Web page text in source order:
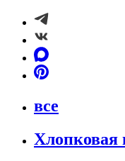
все
Хлопковая